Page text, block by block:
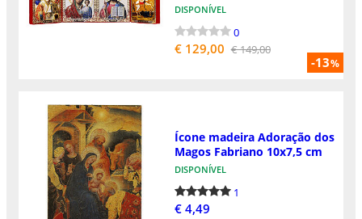
-13%
DISPONÍVEL
0
€ 129,00 € 149,00
Ícone madeira Adoração dos
Magos Fabriano 10x7,5 cm
DISPONÍVEL
1
€ 4,49